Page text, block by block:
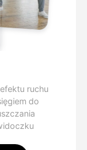
ruchu
do